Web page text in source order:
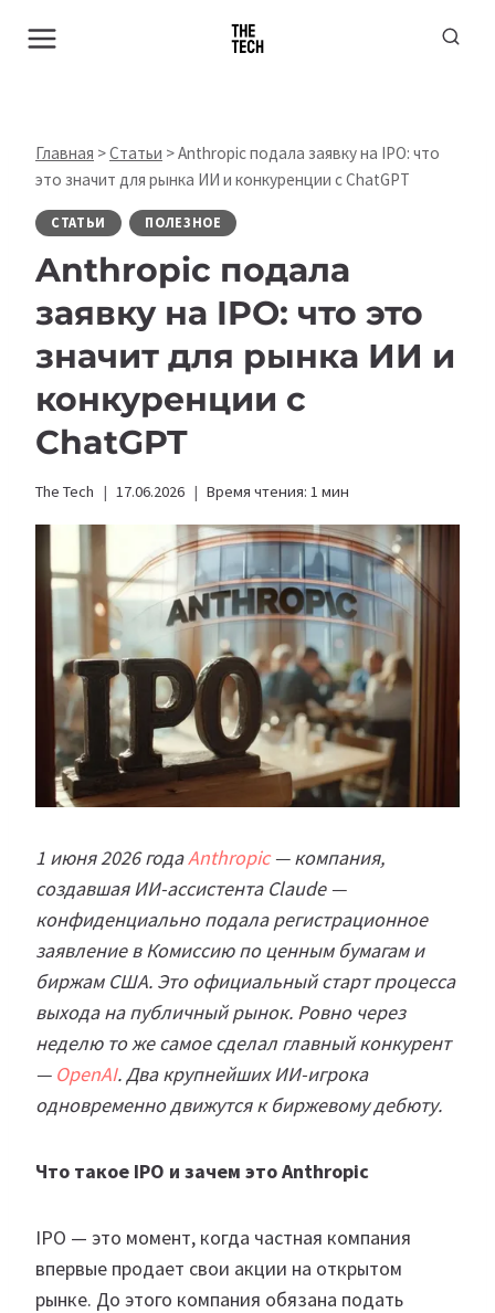
Главная >Статьи >Anthropic подала заявку на IPO: что
это значит для рынка ИИ и конкуренции с ChatGPT
СТАТЬИ ПОЛЕЗНОЕ
Anthropic подала
заявку на IPO: что это
значит для рынка ИИ и
конкуренции с
ChatGPT
The Tech 17.06.2026 Время чтения: 1 мин
1 июня 2026 годаAnthropic— компания,
создавшая ИИ-ассистента Claude —
конфиденциально подала регистрационное
заявление в Комиссию по ценным бумагам и
биржам США. Это официальный старт процесса
выхода на публичный рынок. Ровно через
неделю то же самое сделал главный конкурент
— OpenAI. Два крупнейших ИИ-игрока
одновременно движутся к биржевому дебюту.
Что такое IPO и зачем это Anthropic
IPO — это момент, когда частная компания
впервые продает свои акции на открытом
рынке. До этого компания обязана подать